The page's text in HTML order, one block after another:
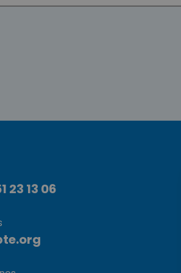
23 13 06